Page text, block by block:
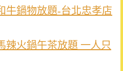
牛鍋物放題-台北忠孝店
辣火鍋午茶放題 一人只